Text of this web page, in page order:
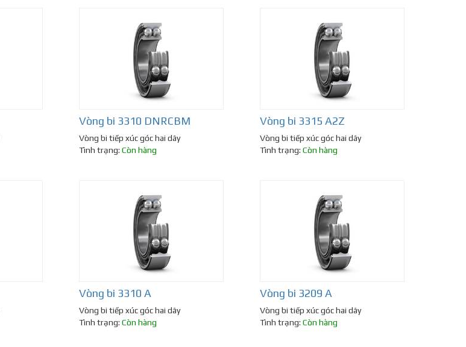
Vòng bi 3310 DNRCBM
Vòng bi tiếp xúc góc hai dãy
Tình trạng: Còn hàng
Vòng bi 3315 A2Z
Vòng bi tiếp xúc góc hai dãy
Tình trạng: Còn hàng
Vòng bi 3310 A
Vòng bi tiếp xúc góc hai dãy
Tình trạng: Còn hàng
Vòng bi 3209 A
Vòng bi tiếp xúc góc hai dãy
Tình trạng: Còn hàng